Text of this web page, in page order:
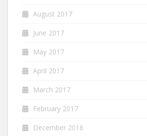
August 2017
June 2017
May 2017
April 2017
March 2017
February 2017
December 2016